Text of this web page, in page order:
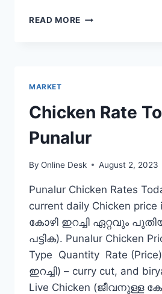
READ MORE CHICKEN
MARKET
Chicken Rate
Punalur
By Online Desk August 2, 2023
Punalur Chicken Rates
current daily Chicken price
കോഴി ഇറച്ചി ഏറ്റവും
പട്ടിക). Punalur Chicken
Type Quantity Rate
ഇറച്ചി) – curry cut, and
Live Chicken (ജീവനുള്ള